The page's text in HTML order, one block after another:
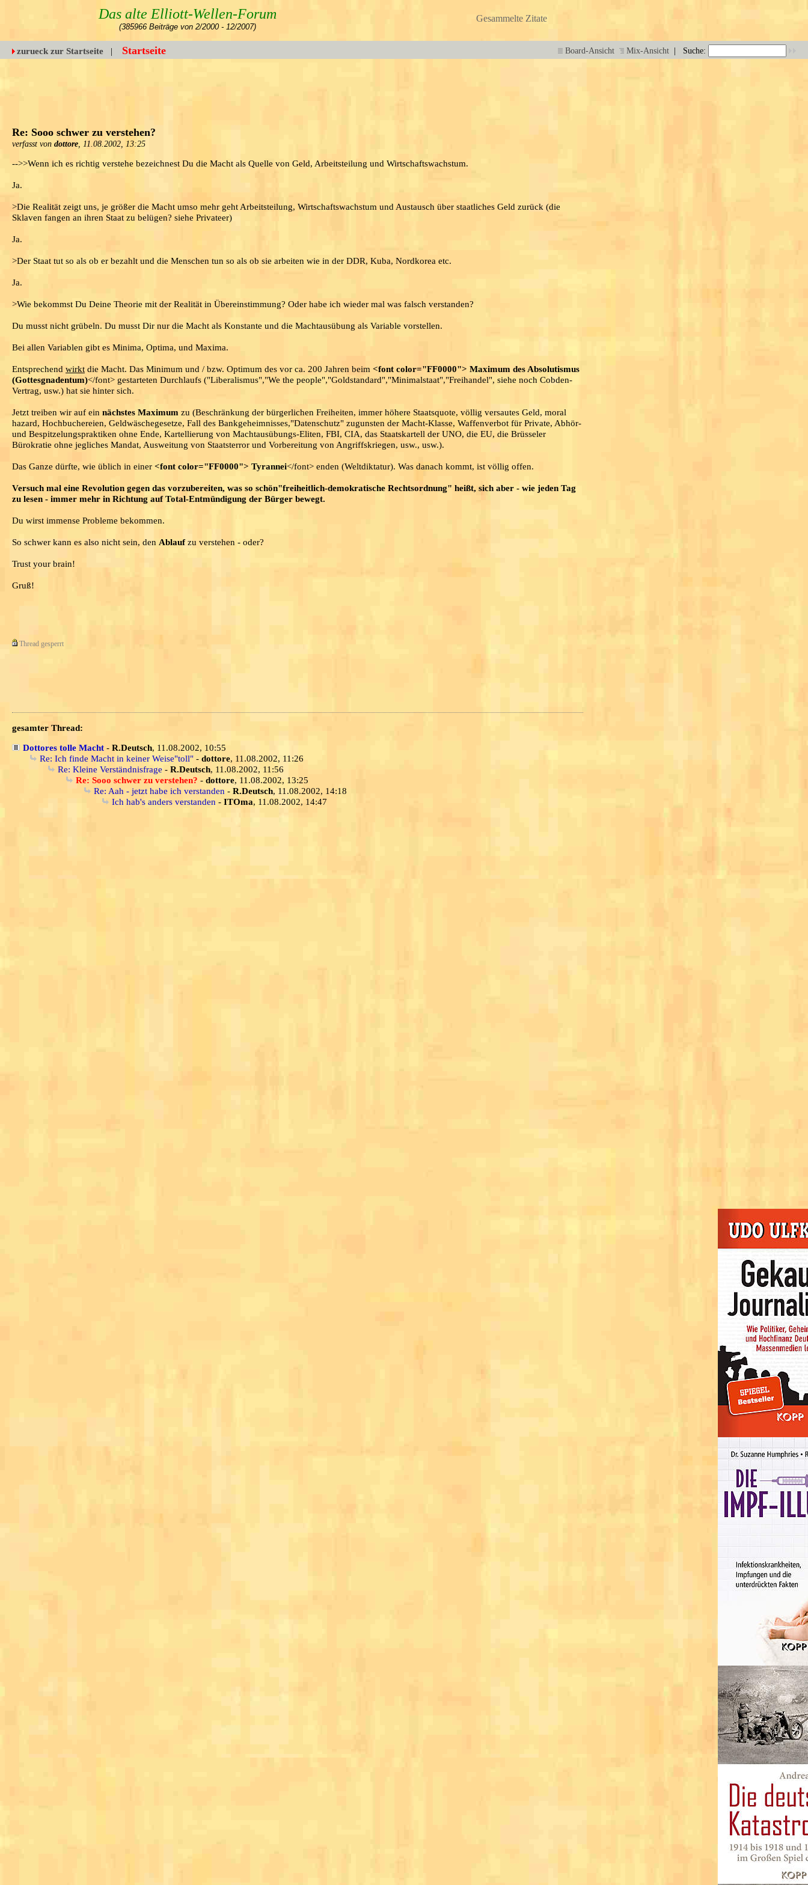
Das alte Elliott-Wellen-Forum
(385966 Beiträge von 2/2000 - 12/2007)
Gesammelte Zitate
zurueck zur Startseite | Startseite Board-Ansicht Mix-Ansicht | Suche:
Re: Sooo schwer zu verstehen?
verfasst von dottore, 11.08.2002, 13:25
-->>Wenn ich es richtig verstehe bezeichnest Du die Macht als Quelle von Geld, Arbeitsteilung und Wirtschaftswachstum.
Ja.
>Die Realität zeigt uns, je größer die Macht umso mehr geht Arbeitsteilung, Wirtschaftswachstum und Austausch über staatliches Geld zurück (die
Sklaven fangen an ihren Staat zu belügen? siehe Privateer)
Ja.
>Der Staat tut so als ob er bezahlt und die Menschen tun so als ob sie arbeiten wie in der DDR, Kuba, Nordkorea etc.
Ja.
>Wie bekommst Du Deine Theorie mit der Realität in Übereinstimmung? Oder habe ich wieder mal was falsch verstanden?
Du musst nicht grübeln. Du musst Dir nur die Macht als Konstante und die Machtausübung als Variable vorstellen.
Bei allen Variablen gibt es Minima, Optima, und Maxima.
Entsprechend wirkt die Macht. Das Minimum und / bzw. Optimum des vor ca. 200 Jahren beim <font color="FF0000"> Maximum des Absolutismus
(Gottesgnadentum)</font> gestarteten Durchlaufs ("Liberalismus","We the people","Goldstandard","Minimalstaat","Freihandel", siehe noch Cobden-
Vertrag, usw.) hat sie hinter sich.
Jetzt treiben wir auf ein nächstes Maximum zu (Beschränkung der bürgerlichen Freiheiten, immer höhere Staatsquote, völlig versautes Geld, moral
hazard, Hochbuchereien, Geldwäschegesetze, Fall des Bankgeheimnisses,"Datenschutz" zugunsten der Macht-Klasse, Waffenverbot für Private, Abhör-
und Bespitzelungspraktiken ohne Ende, Kartellierung von Machtausübungs-Eliten, FBI, CIA, das Staatskartell der UNO, die EU, die Brüsseler
Bürokratie ohne jegliches Mandat, Ausweitung von Staatsterror und Vorbereitung von Angriffskriegen, usw., usw.).
Das Ganze dürfte, wie üblich in einer <font color="FF0000"> Tyrannei</font> enden (Weltdiktatur). Was danach kommt, ist völlig offen.
Versuch mal eine Revolution gegen das vorzubereiten, was so schön"freiheitlich-demokratische Rechtsordnung" heißt, sich aber - wie jeden Tag
zu lesen - immer mehr in Richtung auf Total-Entmündigung der Bürger bewegt.
Du wirst immense Probleme bekommen.
So schwer kann es also nicht sein, den Ablaufzu verstehen - oder?
Trust your brain!
Gruß!
Thread gesperrt
gesamter Thread:
Dottores tolle Macht - R.Deutsch, 11.08.2002, 10:55
Re: Ich finde Macht in keiner Weise"toll" - dottore, 11.08.2002, 11:26
Re: Kleine Verständnisfrage - R.Deutsch, 11.08.2002, 11:56
Re: Sooo schwer zu verstehen? - dottore, 11.08.2002, 13:25
Re: Aah - jetzt habe ich verstanden - R.Deutsch, 11.08.2002, 14:18
Ich hab's anders verstanden - ITOma, 11.08.2002, 14:47